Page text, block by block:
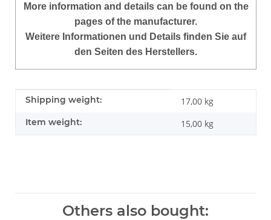
Moreinformation and details can be found on the
pages of the manufacturer.
Weitere Informationen und Details finden Sie auf
den Seiten des Herstellers.
Item information
Value
Shipping weight: 17,00 kg
Item weight: 15,00 kg
Others also bought: